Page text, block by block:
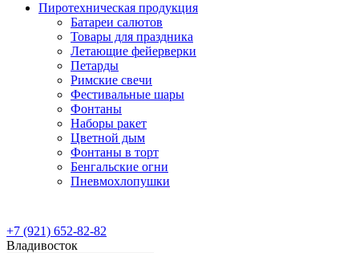
Пиротехническая продукция
Батареи салютов
Товары для праздника
Летающие фейерверки
Петарды
Римские свечи
Фестивальные шары
Фонтаны
Наборы ракет
Цветной дым
Фонтаны в торт
Бенгальские огни
Пневмохлопушки
+7 (921) 652-82-82
Владивосток